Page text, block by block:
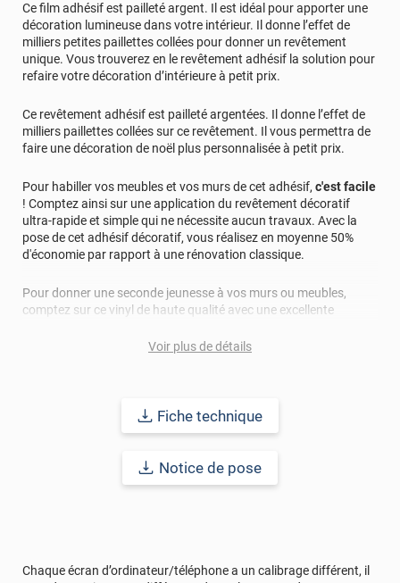
Ce film adhésif est pailleté argent. Il est idéal pour apporter une
décoration lumineuse dans votre intérieur. Il donne l’effet de
milliers petites paillettes collées pour donner un revêtement
unique. Vous trouverez en le revêtement adhésif la solution pour
refaire votre décoration d’intérieure à petit prix.
Ce revêtement adhésif est pailleté argentées. Il donne l’effet de
milliers paillettes collées sur ce revêtement. Il vous permettra de
faire une décoration de noël plus personnalisée à petit prix.
Pour habiller vos meubles et vos murs de cet adhésif, c'est facile
! Comptez ainsi sur une application du revêtement décoratif
ultra-rapide et simple qui ne nécessite aucun travaux. Avec la
pose de cet adhésif décoratif, vous réalisez en moyenne 50%
d'économie par rapport à une rénovation classique.
Pour donner une seconde jeunesse à vos murs ou meubles,
comptez sur ce vinyl de haute qualité avec une excellente
Grâce à son épaisseur, cet adhésif masque également les petites
: 10 ans en pose intérieur (anti craquèlement,
écaillage, délamination et jaunissement)
Afin de vous rendre compte de la qualité et de son rendu
véritable, nous vous conseillons de faire une demande
Voir plus de détails
Fiche technique
Notice de pose
Chaque écran d’ordinateur/téléphone a un calibrage différent, il